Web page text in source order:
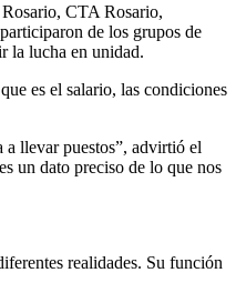
CTA Rosario,
de los grupos de
la lucha en unidad.
es el salario, las condiciones
a llevar puestos”, advirtió el
un dato preciso de lo que nos
realidades. Su función